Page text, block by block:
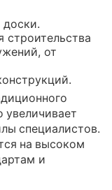
доски.
строительства
от
увеличивает
специалистов.
на высоком
и